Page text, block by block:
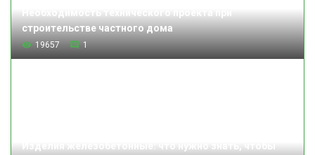
строительстве частного дома
19657 1